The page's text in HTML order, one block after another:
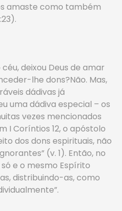
amaste como também
deixou Deus de amar
lhe dons?Não. Mas,
dádivas já
uma dádiva especial – os
vezes mencionados
I Coríntios 12, o apóstolo
dos dons espirituais, não
(v. 1). Então, no
só e o mesmo Espírito
distribuindo-as, como